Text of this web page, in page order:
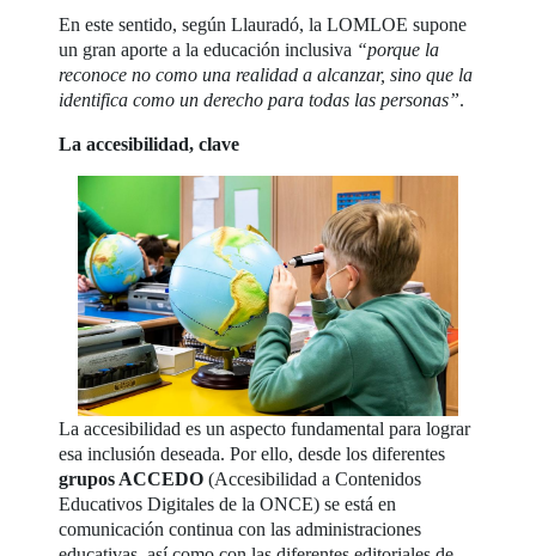
En este sentido, según Llauradó, la LOMLOE supone
un gran aporte a la educación inclusiva “porque la
reconoce no como una realidad a alcanzar, sino que la
identifica como un derecho para todas las personas”.
La accesibilidad, clave
La accesibilidad es un aspecto fundamental para lograr
esa inclusión deseada. Por ello, desde los diferentes
grupos ACCEDO (Accesibilidad a Contenidos
Educativos Digitales de la ONCE) se está en
comunicación continua con las administraciones